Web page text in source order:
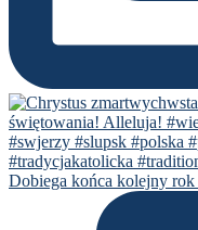
Dobiega końca kolejny